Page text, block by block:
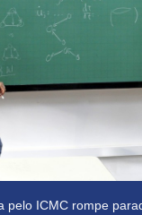
pelo ICMC rompe